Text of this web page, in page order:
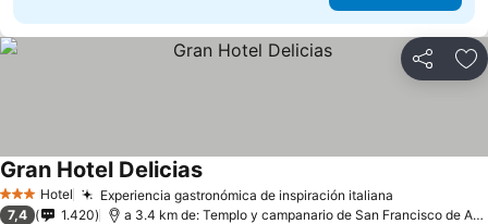
Compartir
3 Estrellas
Hotel Experiencia gastronómica de inspiración italiana
Gran Hotel Delicias
7,4 1.420 a 3.4 km de: Templo y campanario de San Francisco de Asís